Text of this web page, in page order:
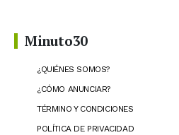
Minuto30
¿QUIÉNES SOMOS?
¿CÓMO ANUNCIAR?
TÉRMINO Y CONDICIONES
POLÍTICA DE PRIVACIDAD